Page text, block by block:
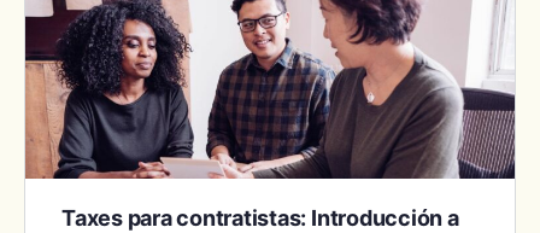
Taxes para contratistas: Introducción a